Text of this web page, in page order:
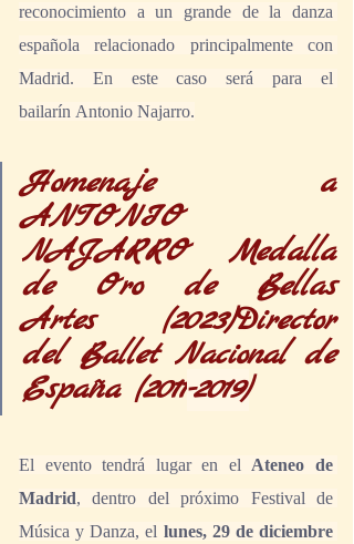
reconocimiento a un grande de la danza
española relacionado principalmente con
Madrid. En este caso será para el
bailarín Antonio Najarro.
Homenaje a
ANTONIO
NAJARRO Medalla
de Oro de Bellas
Artes (2023)Director
del Ballet Nacional de
España (2011-2019)
El evento tendrá lugar en el Ateneo de
Madrid, dentro del próximo Festival de
Música y Danza, el lunes, 29 de diciembre